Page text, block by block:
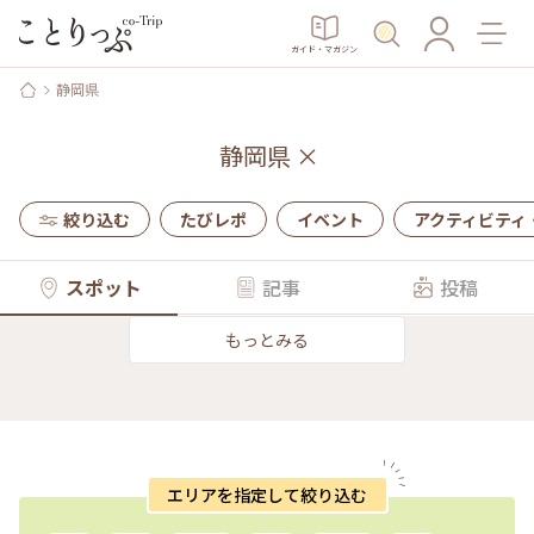
ガイド・マガジン
静岡県
静岡県 ×
絞り込む たびレポ イベント アクティビティ
スポット 記事 投稿
もっとみる
エリアを指定して絞り込む